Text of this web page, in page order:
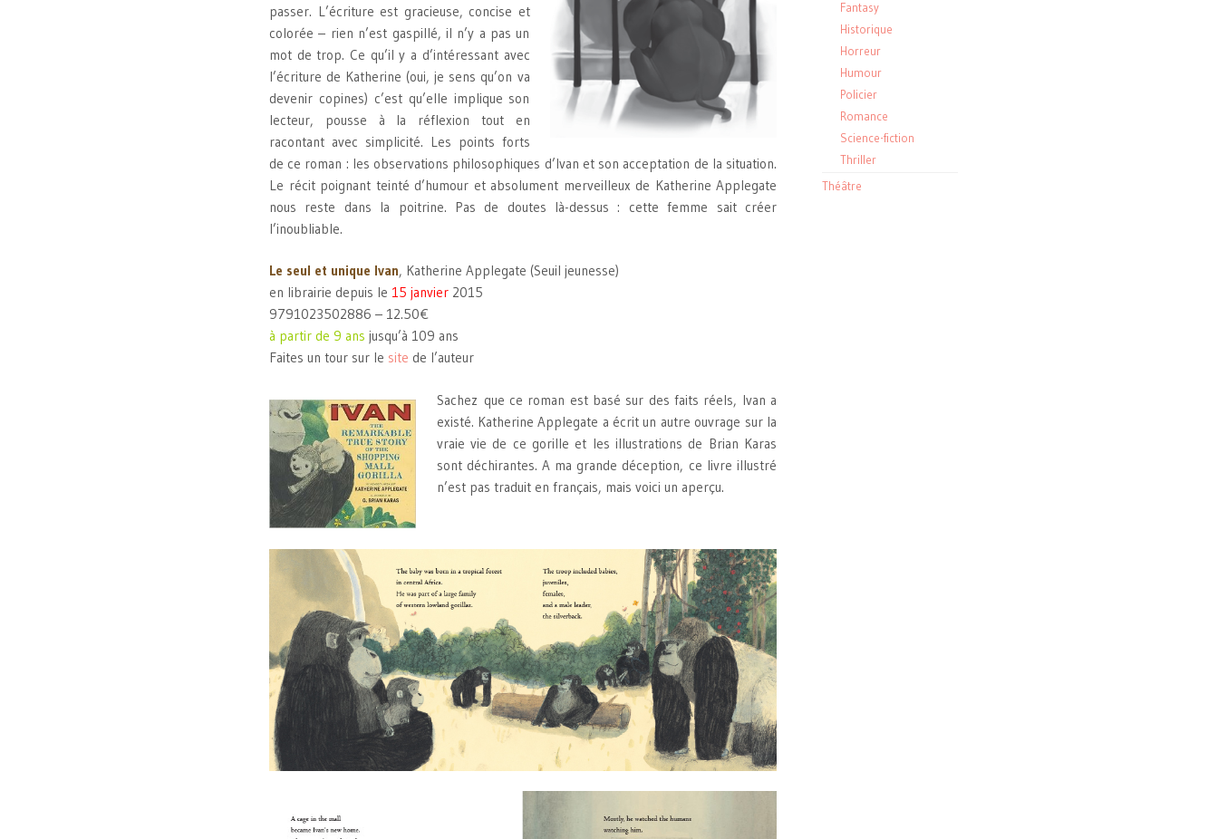
passer. L’écriture est gracieuse, concise et
colorée – rien n’est gaspillé, il n’y a pas un
mot de trop. Ce qu’il y a d’intéressant avec
l’écriture de Katherine (oui, je sens qu’on va
devenir copines) c’est qu’elle implique son
lecteur, pousse à la réflexion tout en
racontant avec simplicité. Les points forts
de ce roman : les observations philosophiques d’Ivan et son acceptation de la situation.
Le récit poignant teinté d’humour et absolument merveilleux de Katherine Applegate
nous reste dans la poitrine. Pas de doutes là-dessus : cette femme sait créer
l’inoubliable.
Le seul et unique Ivan, Katherine Applegate (Seuil jeunesse)
en librairie depuis le 15 janvier 2015
9791023502886 – 12.50€
à partir de 9 ans jusqu’à 109 ans
Faites un tour sur le site de l’auteur
Sachez que ce roman est basé sur des faits réels, Ivan a
existé. Katherine Applegate a écrit un autre ouvrage sur la
vraie vie de ce gorille et les illustrations de Brian Karas
sont déchirantes. A ma grande déception, ce livre illustré
n’est pas traduit en français, mais voici un aperçu.
Fantasy
Historique
Horreur
Humour
Policier
Romance
Science-fiction
Thriller
Théâtre